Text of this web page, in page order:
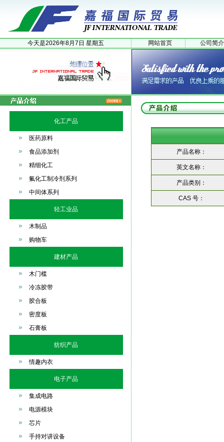
今天是2026年8月 7日 星期五 网站首页 公司简介
化工产品
医药原料
食品添加剂
精细化工
氟化工制冷剂系列
中间体系列
轻工业品
木制品
购物车
建材产品
木门槛
冷冻胶带
胶合板
密度板
石膏板
纺织产品
情趣内衣
电子产品
集成电路
电源模块
芯片
手持对讲设备
产品名称：
英文名称：
产品类别：
CAS 号：